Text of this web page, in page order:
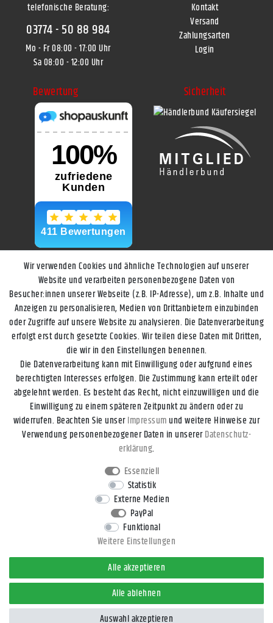
telefonische Beratung:
03774 - 50 88 984
Mo - Fr 08:00 - 17:00 Uhr
Sa 08:00 - 12:00 Uhr
Kontakt
Versand
Zahlungsarten
Login
Bewertung Sicherheit
Impressum Daten­schutz­erklärung AGB Widerrufs­recht
* Alle Preise inkl. gesetzl. Mehrwertsteuer zzgl.
nicht anders beschrieben.
** Gilt für DHL-Paket Standardlieferungen innerhalb Deutschlands,
Lieferzeiten für andere Länder und Versandarten entnehmen Sie bitte
der SchaltflächeVersand.
© 2026 4yourdrive, Kathleen Rieger - All Rights Reserved.
Wir verwenden Cookies und ähnliche Technologien auf unserer
Website und verarbeiten personenbezogene Daten von
Besucher:innen unserer Webseite (z.B. IP-Adresse), um z.B. Inhalte und
Anzeigen zu personalisieren, Medien von Drittanbietern einzubinden
oder Zugriffe auf unsere Website zu analysieren. Die Datenverarbeitung
erfolgt erst durch gesetzte Cookies. Wir teilen diese Daten mit Dritten,
die wir in den Einstellungen benennen.
Die Datenverarbeitung kann mit Einwilligung oder aufgrund eines
berechtigten Interesses erfolgen. Die Zustimmung kann erteilt oder
abgelehnt werden. Es besteht das Recht, nicht einzuwilligen und die
Einwilligung zu einem späteren Zeitpunkt zu ändern oder zu
widerrufen. Beachten Sie unserImpressumund weitere Hinweise zur
Verwendung personenbezogener Daten in unsererDaten­schutz­
erklärung.
Essenziell
Statistik
Externe Medien
PayPal
Funktional
Weitere Einstellungen
Alle akzeptieren
Alle ablehnen
Auswahl akzeptieren